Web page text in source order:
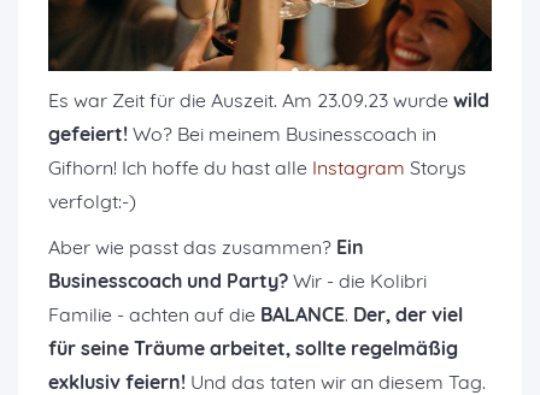
Es war Zeit für die Auszeit. Am 23.09.23 wurde wild
gefeiert! Wo? Bei meinem Businesscoach in
Gifhorn! Ich hoffe du hast alle Instagram Storys
verfolgt:-)
Aber wie passt das zusammen? Ein
Businesscoach und Party? Wir - die Kolibri
Familie - achten auf die BALANCE. Der, der viel
für seine Träume arbeitet, sollte regelmäßig
exklusiv feiern! Und das taten wir an diesem Tag.